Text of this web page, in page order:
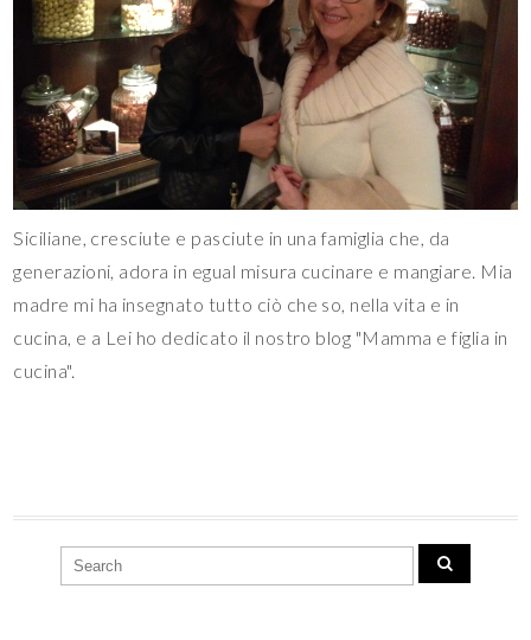
Siciliane, cresciute e pasciute in una famiglia che, da
generazioni, adora in egual misura cucinare e mangiare. Mia
madre mi ha insegnato tutto ciò che so, nella vita e in
cucina, e a Lei ho dedicato il nostro blog "Mamma e figlia in
cucina".